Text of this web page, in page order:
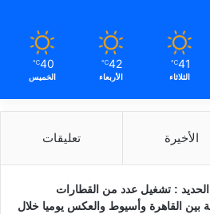
41
℃
الثلاثاء
42
℃
الأربعاء
40
℃
الخميس
الأخيرة تعليقات
: تشغيل عدد من القطارات
بين القاهرة وأسيوط والعكس يوميا خلال